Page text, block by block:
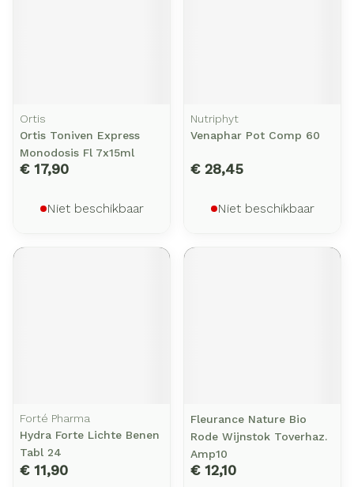
Ortis
Ortis Toniven Express
Monodosis Fl 7x15ml
€ 17,90
Niet beschikbaar
Nutriphyt
Venaphar Pot Comp 60
€ 28,45
Niet beschikbaar
Forté Pharma
Hydra Forte Lichte Benen
Tabl 24
€ 11,90
Fleurance Nature Bio
Rode Wijnstok Toverhaz.
Amp10
€ 12,10